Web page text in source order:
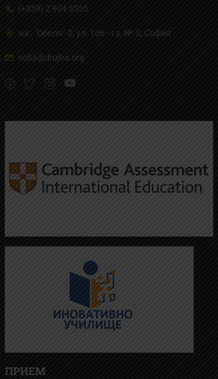
(+359) 2 934 5555
жк. "Обеля"-2, ул. 106 - та, № 3, Cофия
sofia@drujba.org
ПРИЕМ